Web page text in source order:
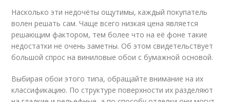
Насколько эти недочёты ощутимы, каждый покупатель
волен решать сам. Чаще всего низкая цена является
решающим фактором, тем более что на её фоне такие
недостатки не очень заметны. Об этом свидетельствует
большой спрос на виниловые обои с бумажной основой.
Выбирая обои этого типа, обращайте внимание на их
классификацию. По структуре поверхности их разделяют